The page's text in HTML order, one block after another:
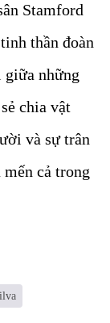
Stamford
thần đoàn
giữa những
chia vật
và sự trân
cả trong